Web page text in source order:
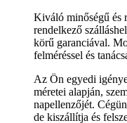
Kiváló minőségű és
rendelkező
körű garanciával.
felméréssel és
Az Ön egyedi
méretei alapján,
napellenzőjét.
de kiszállítja és